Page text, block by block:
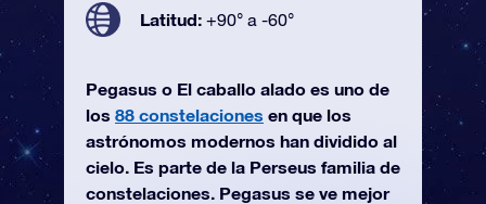
Latitud: +90° a -60°
Pegasus o El caballo alado es uno de
los 88 constelaciones en que los
astrónomos modernos han dividido al
cielo. Es parte de la Perseus familia de
constelaciones. Pegasus se ve mejor